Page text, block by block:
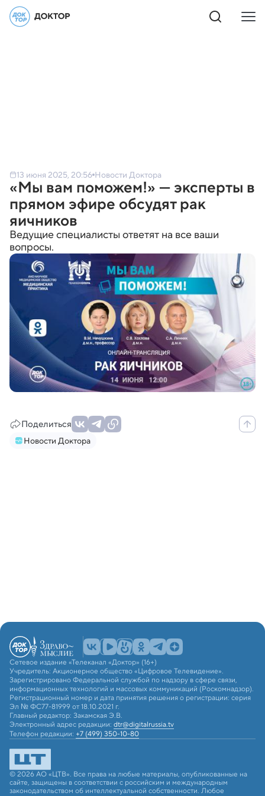
13 июня 2025, 20:56 Новости Доктора
«Мы вам поможем!» — эксперты в
прямом эфире обсудят рак
яичников
Ведущие специалисты ответят на все ваши
вопросы.
Поделиться
Новости Доктора
Сетевое издание «Телеканал «Доктор» (16+)
Учредитель: Акционерное общество «Цифровое Телевидение».
Зарегистрировано Федеральной службой по надзору в сфере связи,
информационных технологий и массовых коммуникаций (Роскомнадзор).
Регистрационный номер и дата принятия решения о регистрации: серия
Эл № ФС77-81999 от 18.10.2021 г.
Главный редактор: Закамская Э.В.
Электронный адрес редакции: dtr@digitalrussia.tv
Телефон редакции: +7 (499) 350-10-80
© 2026 АО «ЦТВ». Все права на любые материалы, опубликованные на
сайте, защищены в соответствии с российским и международным
законодательством об интеллектуальной собственности. Любое